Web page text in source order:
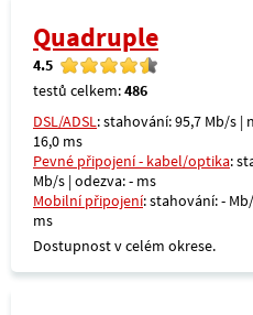
Quadruple
4.5
testů celkem:486
DSL/ADSL: stahování: 95,7 Mb/s |
16,0 ms
Pevné připojení - kabel/optika:
Mb/s | odezva: - ms
Mobilní připojení: stahování: -
ms
Dostupnost v celém okrese.